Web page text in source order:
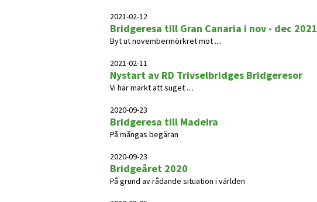
2021-02-12
Bridgeresa till Gran Canaria i nov - dec 2021
Byt ut novembermörkret mot ....
2021-02-11
Nystart av RD Trivselbridges Bridgeresor
Vi har märkt att suget ....
2020-09-23
Bridgeresa till Madeira
På mångas begäran
2020-09-23
Bridgeåret 2020
På grund av rådande situation i världen